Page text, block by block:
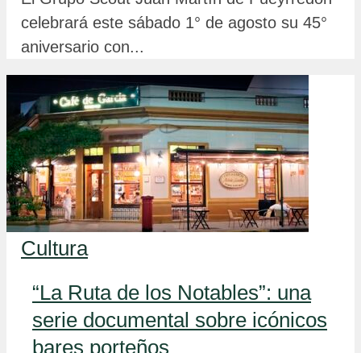
celebrará este sábado 1° de agosto su 45°
aniversario con...
Cultura
“La Ruta de los Notables”: una
serie documental sobre icónicos
bares porteños